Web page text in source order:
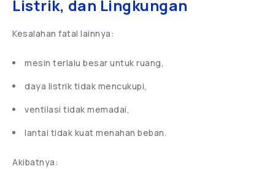
Listrik, dan Lingkungan
Kesalahan fatal lainnya:
mesin terlalu besar untuk ruang,
daya listrik tidak mencukupi,
ventilasi tidak memadai,
lantai tidak kuat menahan beban.
Akibatnya: